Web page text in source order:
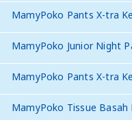
MamyPoko Pants X-tra
MamyPoko Junior Night
MamyPoko Pants X-tra
MamyPoko Tissue